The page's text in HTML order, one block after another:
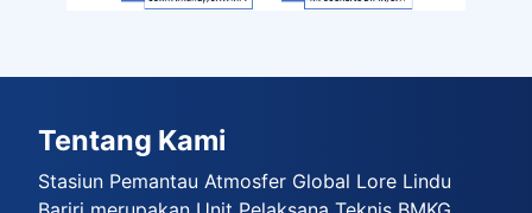
Tentang Kami
Stasiun Pemantau Atmosfer Global Lore Lindu